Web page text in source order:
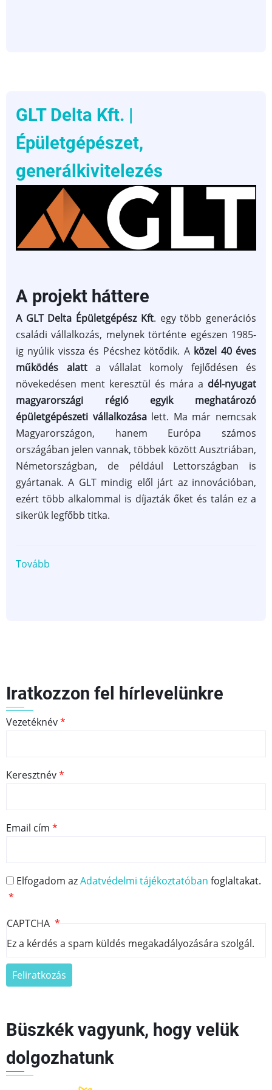
menedzsment)
GLT Delta Kft. |
Épületgépészet,
generálkivitelezés
A projekt háttere
A GLT Delta Épületgépész Kft. egy több generációs
családi vállalkozás, melynek történte egészen 1985-
ig nyúlik vissza és Pécshez kötődik. A közel 40 éves
működés alatta vállalat komoly fejlődésen és
növekedésen ment keresztül és mára a dél-nyugat
magyarországi régió egyik meghatározó
épületgépészeti vállalkozásalett. Ma már nemcsak
Magyarországon, hanem Európa számos
országában jelen vannak, többek között Ausztriában,
Németországban, de például Lettországban is
gyártanak. A GLT mindig elől járt az innovációban,
ezért több alkalommal is díjazták őket és talán ez a
sikerük legfőbb titka.
Tovább
Iratkozzon fel hírlevelünkre
Vezetéknév
Keresztnév
Email cím
Elfogadom azAdatvédelmi tájékoztatóban foglaltakat.
CAPTCHA
Ez a kérdés a spam küldés megakadályozására szolgál.
Büszkék vagyunk, hogy velük
dolgozhatunk